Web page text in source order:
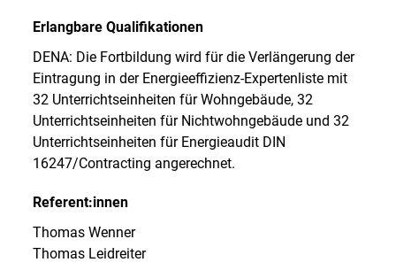
Erlangbare Qualifikationen
DENA: Die Fortbildung wird für die Verlängerung der
Eintragung in der Energieeffizienz-Expertenliste mit
32 Unterrichtseinheiten für Wohngebäude, 32
Unterrichtseinheiten für Nichtwohngebäude und 32
Unterrichtseinheiten für Energieaudit DIN
16247/Contracting angerechnet.
Referent:innen
Thomas Wenner
Thomas Leidreiter